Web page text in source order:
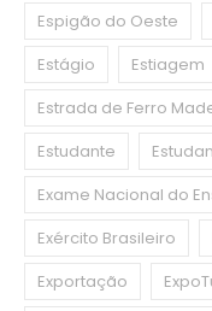
Espigão do Oeste
Estágio
Estiagem
Estrada de Ferro
Estudante
Exame Nacional do
Exército Brasileiro
Exportação